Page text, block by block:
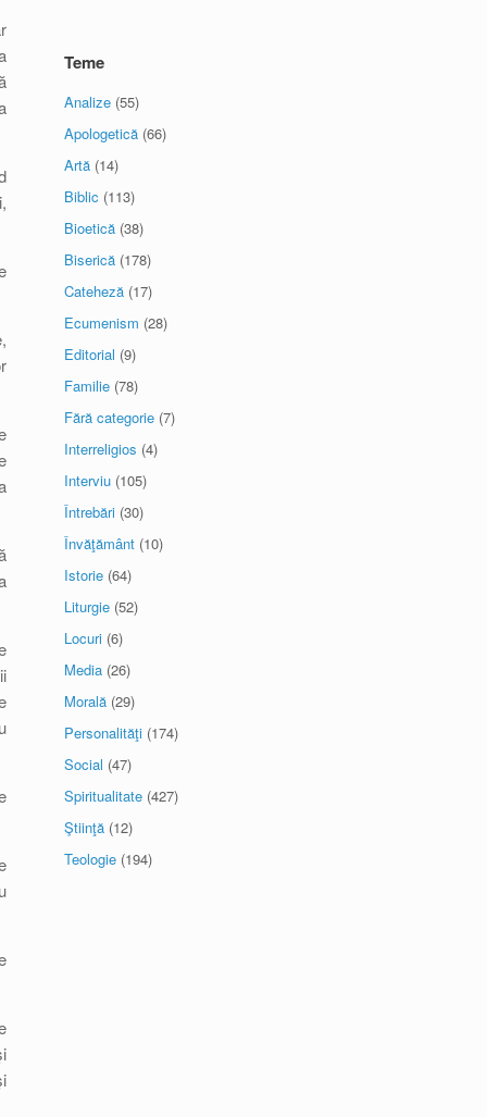
Teme
Analize (55)
Apologetică (66)
Artă (14)
Biblic (113)
Bioetică (38)
Biserică (178)
Cateheză (17)
Ecumenism (28)
Editorial (9)
Familie (78)
Fără categorie (7)
Interreligios (4)
Interviu (105)
Întrebări (30)
Învăţământ (10)
Istorie (64)
Liturgie (52)
Locuri (6)
Media (26)
Morală (29)
Personalităţi (174)
Social (47)
Spiritualitate (427)
Ştiinţă (12)
Teologie (194)